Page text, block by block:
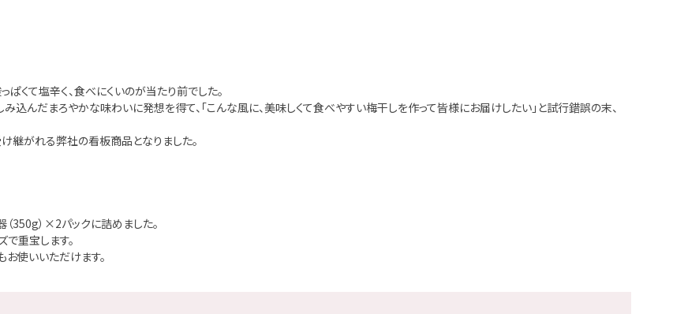
ぱくて塩辛く、食べにくいのが当たり前でした。
込んだまろやかな味わいに発想を得て、「こんな風に、美味しくて食べやすい梅干しを作って皆様にお届けしたい」と試行錯誤の末、
継がれる弊社の看板商品となりました。
350g）×2パックに詰めました。
重宝します。
使いいただけます。